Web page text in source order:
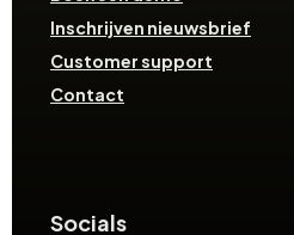
Inschrijven nieuwsbrief
Customer support
Contact
Socials